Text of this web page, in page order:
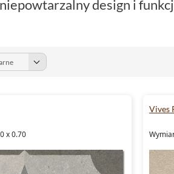
design i
x 0.70
Vives